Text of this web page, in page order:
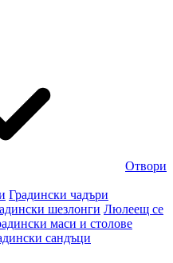
Отвори
Градински чадъри
шезлонги Люлеещ се
маси и столове
сандъци